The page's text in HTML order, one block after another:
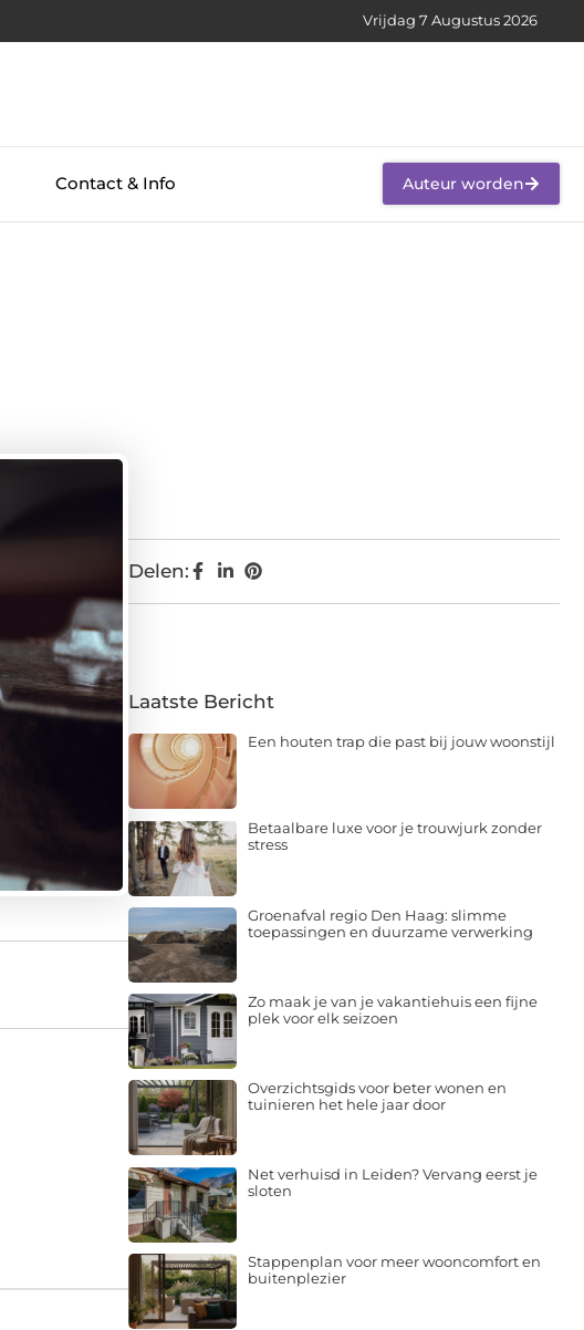
Vrijdag 7 Augustus 2026
Contact & Info Auteur worden
Delen:
Laatste Bericht
Een houten trap die past bij jouw woonstijl
Betaalbare luxe voor je trouwjurk zonder
stress
Groenafval regio Den Haag: slimme
toepassingen en duurzame verwerking
Zo maak je van je vakantiehuis een fijne
plek voor elk seizoen
Overzichtsgids voor beter wonen en
tuinieren het hele jaar door
Net verhuisd in Leiden? Vervang eerst je
sloten
Stappenplan voor meer wooncomfort en
buitenplezier